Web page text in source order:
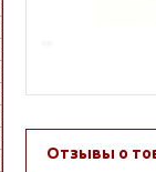
Отзывы о